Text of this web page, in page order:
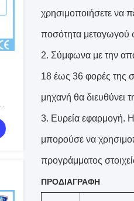
χρησιμοποιήσετε να
ποσότητα μεταγωγού
2. Σύμφωνα με την
18 έως 36 φορές της
μηχανή θα διευθύνει
3. Ευρεία εφαρμογή.
μπορούσε να
προγράμματος
ΠΡΟΔΙΑΓΡΑΦΗ